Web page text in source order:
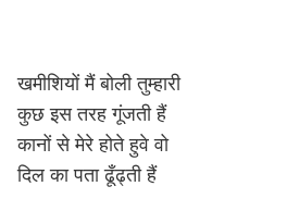
खमीशियों मैं बोली तुम्हारी
कुछ इस तरह गूंजती हैं
कानों से मेरे होते हुवे वो
दिल का पता ढूँढ्ती हैं